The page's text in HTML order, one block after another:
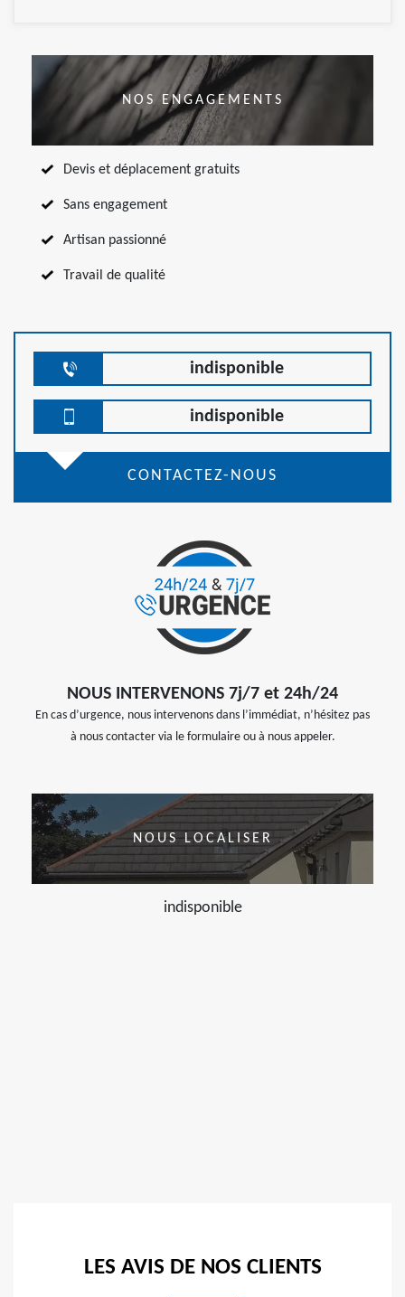
NOS ENGAGEMENTS
Devis et déplacement gratuits
Sans engagement
Artisan passionné
Travail de qualité
indisponible
indisponible
CONTACTEZ-NOUS
NOUS INTERVENONS 7j/7 et 24h/24
En cas d’urgence, nous intervenons dans l’immédiat, n’hésitez pas
à nous contacter via le formulaire ou à nous appeler.
NOUS LOCALISER
indisponible
LES AVIS DE NOS CLIENTS